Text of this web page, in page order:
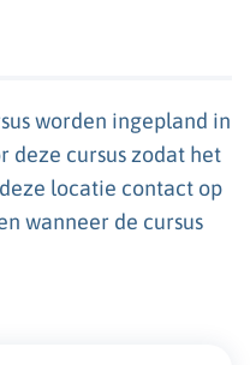
worden ingepland in
deze cursus zodat het
locatie contact op
wanneer de cursus